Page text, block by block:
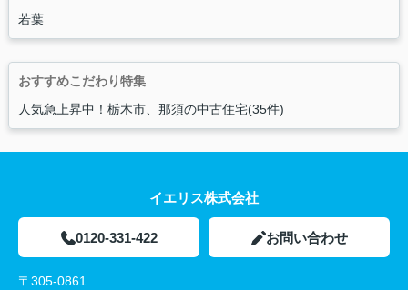
若葉
おすすめこだわり特集
人気急上昇中！栃木市、那須の中古住宅(35件)
イエリス株式会社
0120-331-422 お問い合わせ
〒305-0861